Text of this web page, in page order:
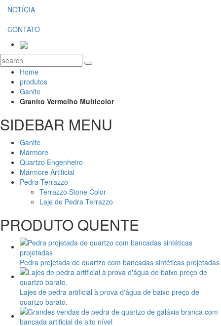
NOTÍCIA
CONTATO
Home
produtos
Ganite
Granito Vermelho Multicolor
SIDEBAR MENU
Ganite
Mármore
Quartzo Engenheiro
Mármore Artificial
Pedra Terrazzo
Terrazzo Stone Color
Laje de Pedra Terrazzo
PRODUTO QUENTE
Pedra projetada de quartzo com bancadas sintéticas projetadas
Lajes de pedra artificial à prova d'água de baixo preço de
quartzo barato.